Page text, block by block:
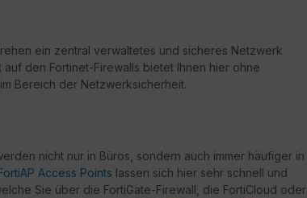
ein zentral verwaltetes und sicheres Netzwerk
den Fortinet-Firewalls bietet Ihnen hier ohne
Bereich der Netzwerksicherheit.
nicht nur in Büros, sondern auch immer häufiger in
Access Points lassen sich hier sehr schnell und
Sie über die FortiGate-Firewall, die FortiCloud oder